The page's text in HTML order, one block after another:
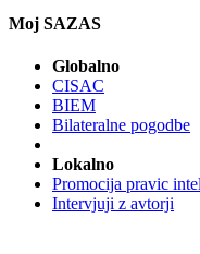
Moj SAZAS
Globalno
CISAC
BIEM
Bilateralne pogodbe
Lokalno
Promocija pravic
Intervjuji z avtorji